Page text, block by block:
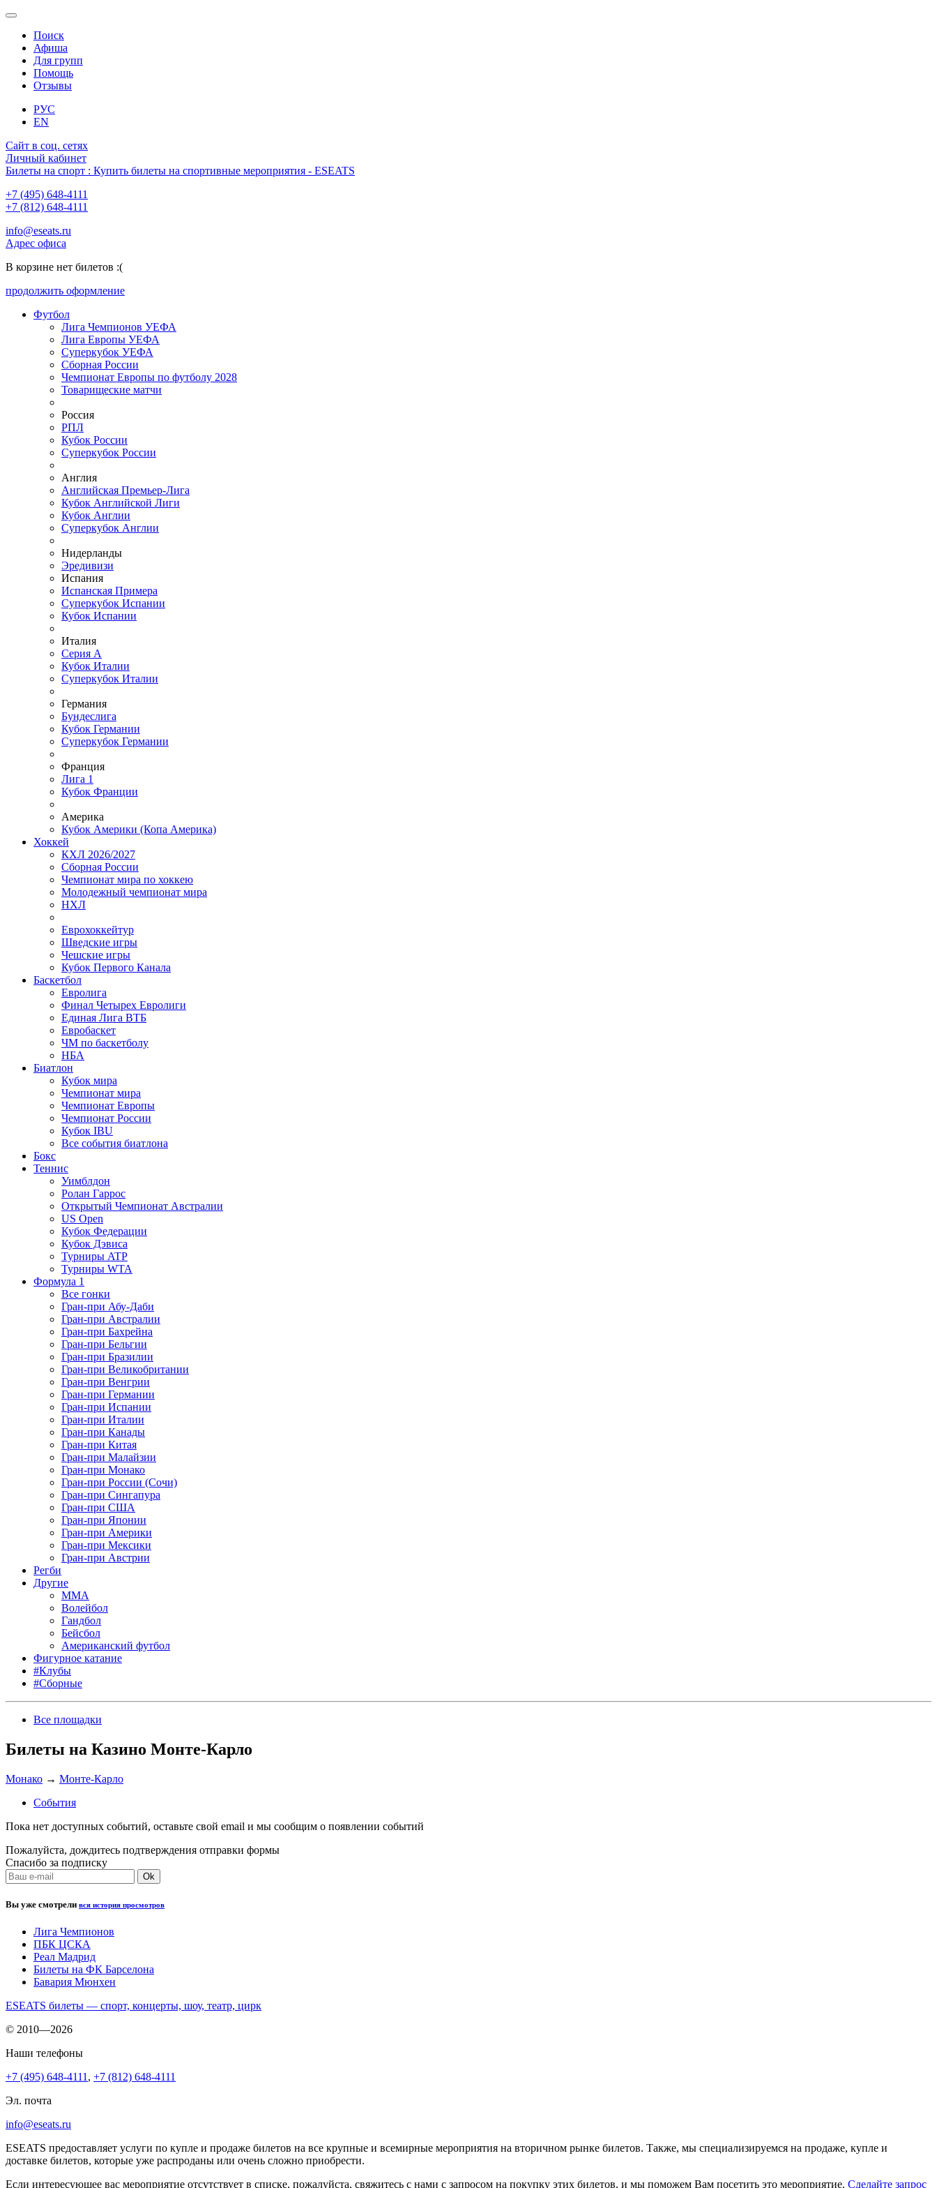
Поиск
Афиша
Для групп
Помощь
Отзывы
РУС
EN
Сайт в соц. сетях
Личный кабинет
Билеты на спорт : Купить билеты на спортивные мероприятия - ESEATS
+7 (495) 648-4111
+7 (812) 648-4111
info@eseats.ru
Адрес офиса
В корзине нет билетов :(
продолжить оформление
Футбол
Лига Чемпионов УЕФА
Лига Европы УЕФА
Суперкубок УЕФА
Сборная России
Чемпионат Европы по футболу 2028
Товарищеские матчи
Россия
РПЛ
Кубок России
Суперкубок России
Англия
Английская Премьер-Лига
Кубок Английской Лиги
Кубок Англии
Суперкубок Англии
Нидерланды
Эредивизи
Испания
Испанская Примера
Суперкубок Испании
Кубок Испании
Италия
Серия А
Кубок Италии
Суперкубок Италии
Германия
Бундеслига
Кубок Германии
Суперкубок Германии
Франция
Лига 1
Кубок Франции
Америка
Кубок Америки (Копа Америка)
Хоккей
КХЛ 2026/2027
Сборная России
Чемпионат мира по хоккею
Молодежный чемпионат мира
НХЛ
Еврохоккейтур
Шведские игры
Чешские игры
Кубок Первого Канала
Баскетбол
Евролига
Финал Четырех Евролиги
Единая Лига ВТБ
Евробаскет
ЧМ по баскетболу
НБА
Биатлон
Кубок мира
Чемпионат мира
Чемпионат Европы
Чемпионат России
Кубок IBU
Все события биатлона
Бокс
Теннис
Уимблдон
Ролан Гаррос
Открытый Чемпионат Австралии
US Open
Кубок Федерации
Кубок Дэвиса
Турниры ATP
Турниры WTA
Формула 1
Все гонки
Гран-при Абу-Даби
Гран-при Австралии
Гран-при Бахрейна
Гран-при Бельгии
Гран-при Бразилии
Гран-при Великобритании
Гран-при Венгрии
Гран-при Германии
Гран-при Испании
Гран-при Италии
Гран-при Канады
Гран-при Китая
Гран-при Малайзии
Гран-при Монако
Гран-при России (Сочи)
Гран-при Сингапура
Гран-при США
Гран-при Японии
Гран-при Америки
Гран-при Мексики
Гран-при Австрии
Регби
Другие
MMA
Волейбол
Гандбол
Бейсбол
Американский футбол
Фигурное катание
#Клубы
#Сборные
Все площадки
Билеты на Казино Монте-Карло
Монако → Монте-Карло
События
Пока нет доступных событий, оставьте свой email и мы сообщим о появлении событий
Пожалуйста, дождитесь подтверждения отправки формы
Спасибо за подписку
Вы уже смотрели вся история просмотров
Лига Чемпионов
ПБК ЦСКА
Реал Мадрид
Билеты на ФК Барселона
Бавария Мюнхен
ESEATS билеты — спорт, концерты, шоу, театр, цирк
© 2010—2026
Наши телефоны
+7 (495) 648-4111 , +7 (812) 648-4111
Эл. почта
info@eseats.ru
ESEATS предоставляет услуги по купле и продаже билетов на все крупные и всемирные мероприятия на вторичном рынке билетов. Также, мы специализируемся на продаже, купле и
доставке билетов, которые уже распроданы или очень сложно приобрести.
Если интересующее вас мероприятие отсутствует в списке, пожалуйста, свяжитесь с нами с запросом на покупку этих билетов, и мы поможем Вам посетить это мероприятие. Cделайте запрос